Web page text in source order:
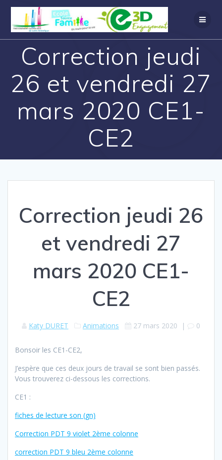
Correction jeudi
26 et vendredi 27
mars 2020 CE1-
CE2
Correction jeudi 26
et vendredi 27
mars 2020 CE1-
CE2
Katy DURET Animations 27 mars 2020 | 0
Bonsoir les CE1-CE2,
J’espère que ces deux jours de travail se sont bien passés.
Vous trouverez ci-dessous les corrections.
CE1 :
fiches de lecture son (gn)
Correction PDT 9 violet 2ème colonne
correction PDT 9 bleu 2ème colonne